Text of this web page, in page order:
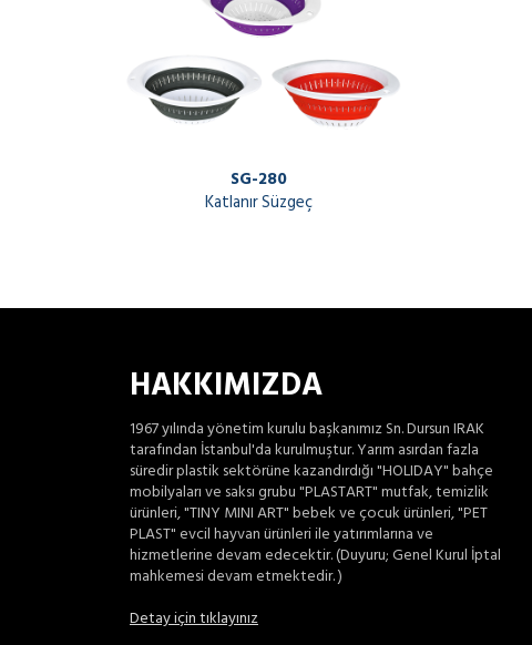
SG-280
Katlanır Süzgeç
HAKKIMIZDA
1967 yılında yönetim kurulu başkanımız Sn. Dursun IRAK
tarafından İstanbul'da kurulmuştur. Yarım asırdan fazla
süredir plastik sektörüne kazandırdığı "HOLIDAY" bahçe
mobilyaları ve saksı grubu "PLASTART" mutfak, temizlik
ürünleri, "TINY MINI ART" bebek ve çocuk ürünleri, "PET
PLAST" evcil hayvan ürünleri ile yatırımlarına ve
hizmetlerine devam edecektir. (Duyuru; Genel Kurul İptal
mahkemesi devam etmektedir. )
Detay için tıklayınız